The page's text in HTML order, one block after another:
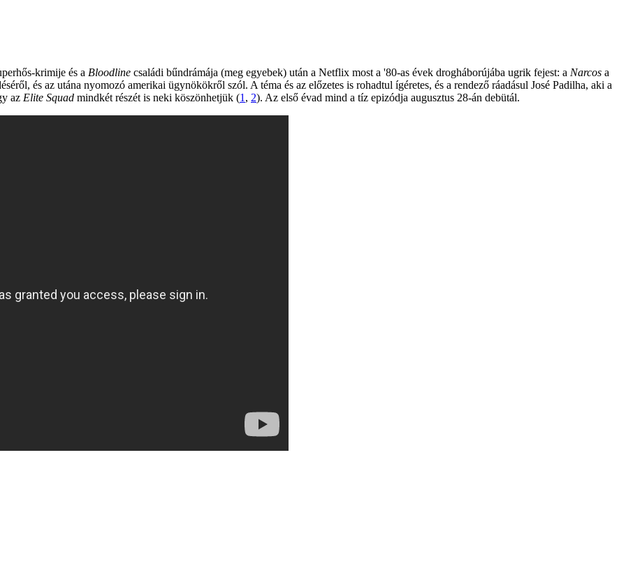
krimije és a Bloodline családi bűndrámája (meg egyebek) után a Netflix most a '80-as évek drogháborújába ugrik fejest: a Narcos a
és az utána nyomozó amerikai ügynökökről szól. A téma és az előzetes is rohadtul ígéretes, és a rendező ráadásul José Padilha, aki a
az Elite Squad mindkét részét is neki köszönhetjük (1 , 2). Az első évad mind a tíz epizódja augusztus 28-án debütál.